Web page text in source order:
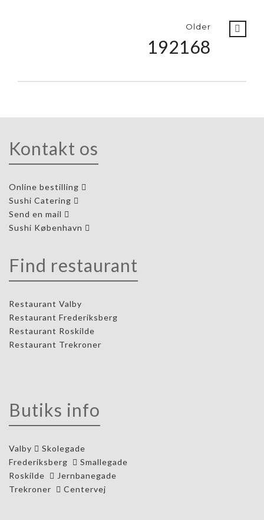
Older
192168
Kontakt os
Online bestilling
Sushi Catering
Send en mail
Sushi København
Find restaurant
Restaurant Valby
Restaurant Frederiksberg
Restaurant Roskilde
Restaurant Trekroner
Butiks info
Valby
Skolegade
Frederiksberg
Smallegade
Roskilde
Jernbanegade
Trekroner
Centervej